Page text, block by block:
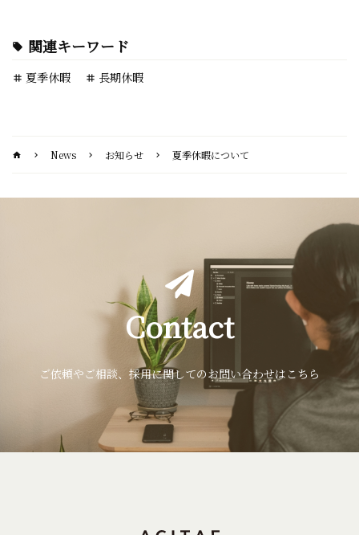
local_offer 関連キーワード
tag 夏季休暇 tag 長期休暇
home chevron_right News chevron_right お知らせ chevron_right 夏季休暇について
Contact
ご依頼やご相談、採用に関してのお問い合わせはこちら